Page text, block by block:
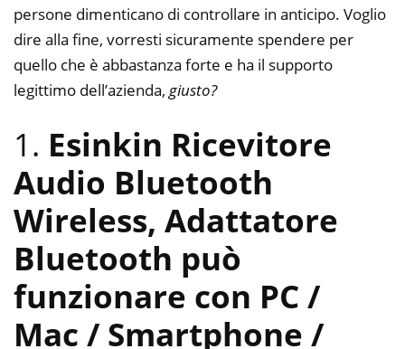
persone dimenticano di controllare in anticipo. Voglio
dire alla fine, vorresti sicuramente spendere per
quello che è abbastanza forte e ha il supporto
legittimo dell’azienda, giusto?
1. Esinkin Ricevitore
Audio Bluetooth
Wireless, Adattatore
Bluetooth può
funzionare con PC /
Mac / Smartphone /